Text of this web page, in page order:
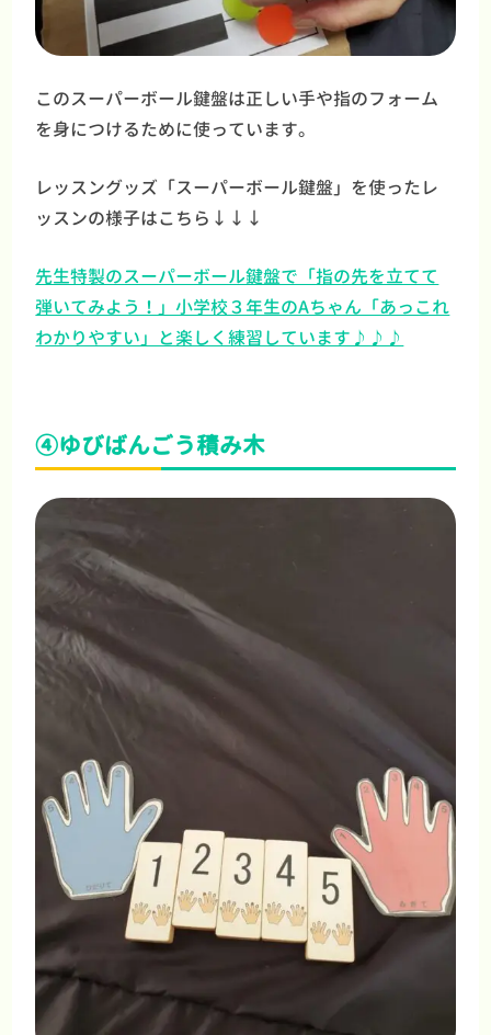
このスーパーボール鍵盤は正しい手や指のフォーム
を身につけるために使っています。
レッスングッズ「スーパーボール鍵盤」を使ったレ
ッスンの様子はこちら↓↓↓
先生特製のスーパーボール鍵盤で「指の先を立てて
弾いてみよう！」小学校３年生のAちゃん「あっこれ
わかりやすい」と楽しく練習しています♪♪♪
④ゆびばんごう積み木